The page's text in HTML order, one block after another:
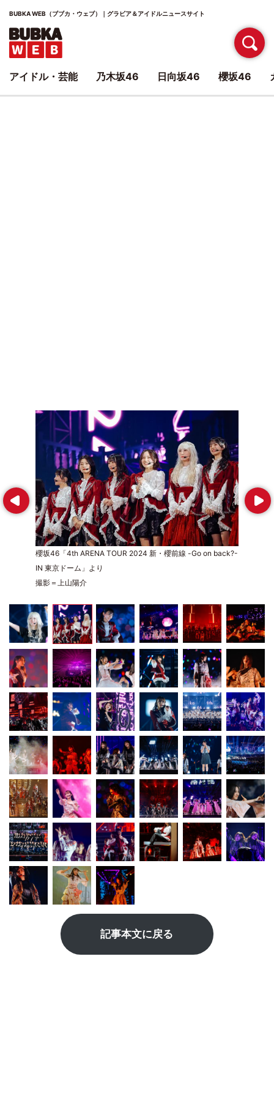
BUBKA WEB（ブブカ・ウェブ）｜グラビア＆アイドルニュースサイト
Prev
櫻坂46「4th ARENA TOUR 2024 新・櫻前線 -Go on back?-
IN 東京ドーム」より
撮影＝上山陽介
Next
記事本文に戻る
アイドル・芸能 乃木坂46 日向坂46 櫻坂46